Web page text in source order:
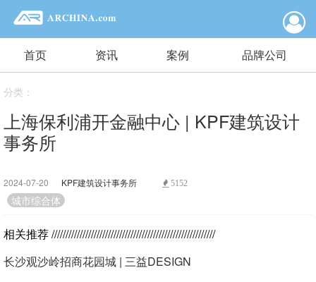
首页 资讯 案例 品牌公司
分类：
上海保利浦开金融中心 | KPF建筑设计
事务所
2024-07-20 KPF建筑设计事务所 5152
城市综合体
相关推荐//////////////////////////////////////////////////////////
长沙观沙岭招商花园城 | 三益DESIGN